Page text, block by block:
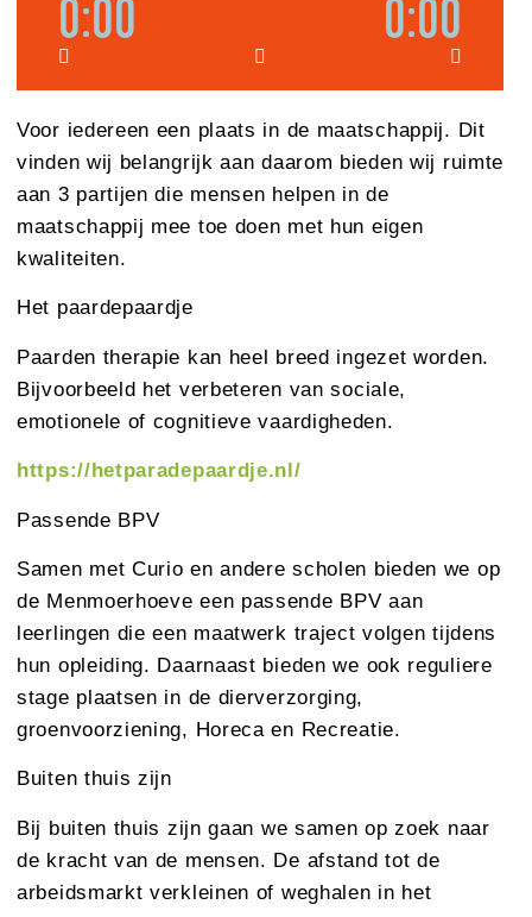
0:00 0:00
Voor iedereen een plaats in de maatschappij. Dit
vinden wij belangrijk aan daarom bieden wij ruimte
aan 3 partijen die mensen helpen in de
maatschappij mee toe doen met hun eigen
kwaliteiten.
Het paardepaardje
Paarden therapie kan heel breed ingezet worden.
Bijvoorbeeld het verbeteren van sociale,
emotionele of cognitieve vaardigheden.
https://hetparadepaardje.nl/
Passende BPV
Samen met Curio en andere scholen bieden we op
de Menmoerhoeve een passende BPV aan
leerlingen die een maatwerk traject volgen tijdens
hun opleiding. Daarnaast bieden we ook reguliere
stage plaatsen in de dierverzorging,
groenvoorziening, Horeca en Recreatie.
Buiten thuis zijn
Bij buiten thuis zijn gaan we samen op zoek naar
de kracht van de mensen. De afstand tot de
arbeidsmarkt verkleinen of weghalen in het